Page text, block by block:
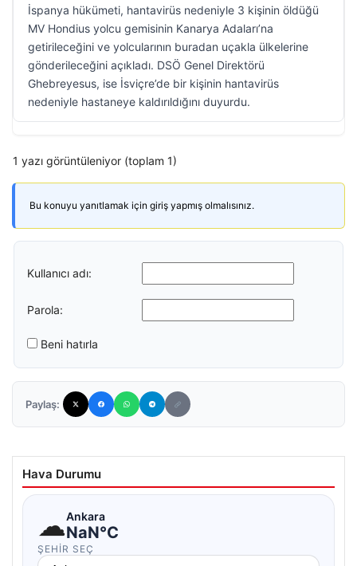
İspanya hükümeti, hantavirüs nedeniyle 3 kişinin öldüğü
MV Hondius yolcu gemisinin Kanarya Adaları’na
getirileceğini ve yolcularının buradan uçakla ülkelerine
gönderileceğini açıkladı. DSÖ Genel Direktörü
Ghebreyesus, ise İsviçre’de bir kişinin hantavirüs
nedeniyle hastaneye kaldırıldığını duyurdu.
1 yazı görüntüleniyor (toplam 1)
Bu konuyu yanıtlamak için giriş yapmış olmalısınız.
Kullanıcı adı:
Parola:
Beni hatırla
Paylaş:
Hava Durumu
☁Ankara
NaN°C
ŞEHIR SEÇ